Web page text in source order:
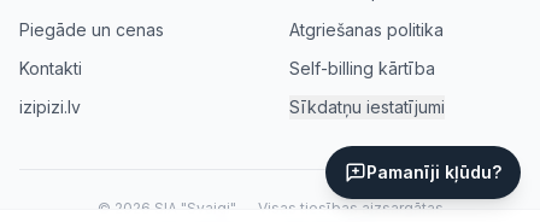
Pamanīji kļūdu?
Piegāde un cenas
Kontakti
izipizi.lv
Atgriešanas politika
Self-billing kārtība
Sīkdatņu iestatījumi
© 2026 SIA "Svaigi" — Visas tiesības aizsargātas